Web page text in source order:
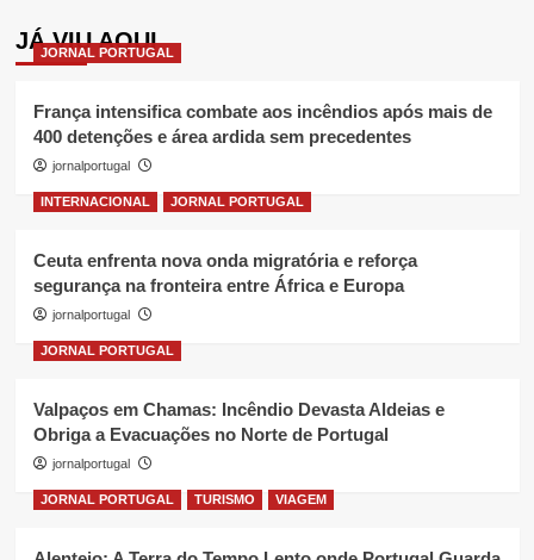
JÁ VIU AQUI
JORNAL PORTUGAL
França intensifica combate aos incêndios após mais de
400 detenções e área ardida sem precedentes
jornalportugal
INTERNACIONAL JORNAL PORTUGAL
Ceuta enfrenta nova onda migratória e reforça
segurança na fronteira entre África e Europa
jornalportugal
JORNAL PORTUGAL
Valpaços em Chamas: Incêndio Devasta Aldeias e
Obriga a Evacuações no Norte de Portugal
jornalportugal
JORNAL PORTUGAL TURISMO VIAGEM